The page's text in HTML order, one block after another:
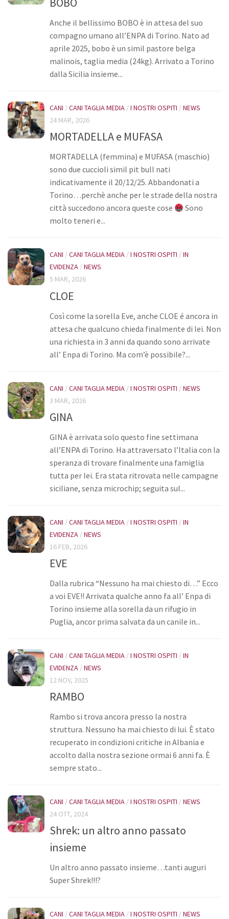
Cani
Cani taglia grande
Cani taglia media
Cani taglia piccola
Diventa volontario
Diventa socio
5×1000
Ambulatorio veterinario
Anche il bellissimo BOBO è in attesa del suo
compagno umano all’ENPA di Torino. Nato ad
aprile 2025, bobo è un simil pastore belga
malinois, taglia media (24kg). Arrivato a Torino
dalla Sicilia insieme...
CANI /CANI TAGLIA MEDIA /I NOSTRI OSPITI /NEWS
24 MAR, 2026
MORTADELLA e MUFASA
MORTADELLA (femmina) e MUFASA (maschio)
sono due cuccioli simil pit bull nati
indicativamente il 20/12/25. Abbandonati a
Torino…perchè anche per le strade della nostra
città succedono ancora queste cose
Sono
molto teneri e...
CANI /CANI TAGLIA MEDIA /I NOSTRI OSPITI /IN
EVIDENZA /NEWS
5 MAR, 2026
CLOE
Così come la sorella Eve, anche CLOE é ancora in
attesa che qualcuno chieda finalmente di lei. Non
una richiesta in 3 anni da quando sono arrivate
all’ Enpa di Torino. Ma com’è possibile?...
CANI /CANI TAGLIA MEDIA /I NOSTRI OSPITI /NEWS
3 MAR, 2026
GINA
GINA è arrivata solo questo fine settimana
all’ENPA di Torino. Ha attraversato l’Italia con la
speranza di trovare finalmente una famiglia
tutta per lei. Era stata ritrovata nelle campagne
siciliane, senza microchip; seguita sul...
CANI /CANI TAGLIA MEDIA /I NOSTRI OSPITI /IN
EVIDENZA /NEWS
16 FEB, 2026
EVE
Dalla rubrica “Nessuno ha mai chiesto di…” Ecco
a voi EVE!! Arrivata qualche anno fa all’ Enpa di
Torino insieme alla sorella da un rifugio in
Puglia, ancor prima salvata da un canile in...
CANI /CANI TAGLIA MEDIA /I NOSTRI OSPITI /IN
EVIDENZA /NEWS
12 NOV, 2025
RAMBO
Rambo si trova ancora presso la nostra
struttura. Nessuno ha mai chiesto di lui. È stato
recuperato in condizioni critiche in Albania e
accolto dalla nostra sezione ormai 6 anni fa. È
sempre stato...
CANI /CANI TAGLIA MEDIA /I NOSTRI OSPITI /NEWS
24 OTT, 2024
Shrek: un altro anno passato
insieme
Un altro anno passato insieme…tanti auguri
Super Shrek!!!?
CANI /CANI TAGLIA MEDIA /I NOSTRI OSPITI /NEWS